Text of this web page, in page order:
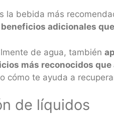
la bebida más
beneficios adicionales
de agua, también
más reconocidos
cómo te ayuda a
de líquidos